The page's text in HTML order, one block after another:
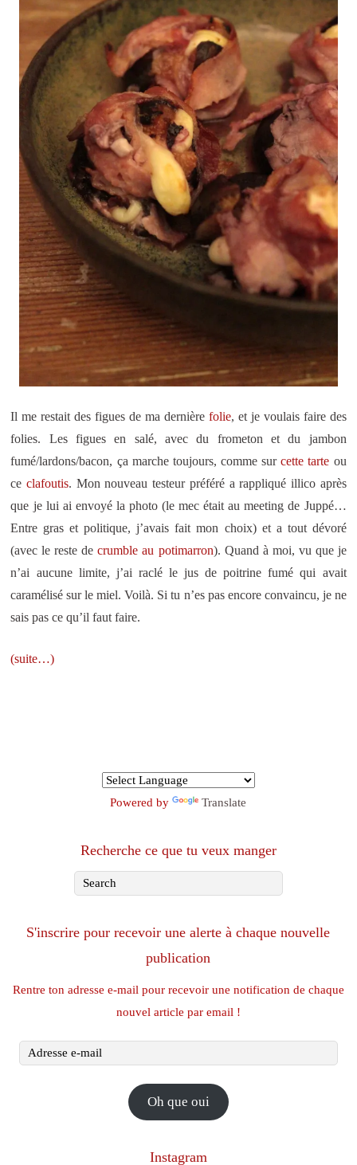
Il me restait des figues de ma dernière folie, et je voulais faire des
folies. Les figues en salé, avec du frometon et du jambon
fumé/lardons/bacon, ça marche toujours, comme surcette tarte ou
ceclafoutis. Mon nouveau testeur préféré a rappliqué illico après
que je lui ai envoyé la photo (le mec était au meeting de Juppé…
Entre gras et politique, j’avais fait mon choix) et a tout dévoré
(avec le reste decrumble au potimarron). Quand à moi, vu que je
n’ai aucune limite, j’ai raclé le jus de poitrine fumé qui avait
caramélisé sur le miel. Voilà. Si tu n’es pas encore convaincu, je ne
sais pas ce qu’il faut faire.
(suite…)
Powered by Translate
Recherche ce que tu veux manger
S'inscrire pour recevoir une alerte à chaque nouvelle
publication
Rentre ton adresse e-mail pour recevoir une notification de chaque
nouvel article par email !
Adresse
Oh que oui
Instagram